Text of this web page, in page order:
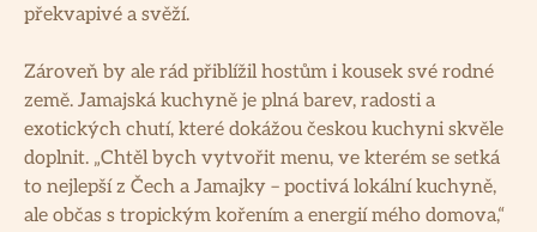
překvapivé a svěží.
Zároveň by ale rád přiblížil hostům i kousek své rodné
země. Jamajská kuchyně je plná barev, radosti a
exotických chutí, které dokážou českou kuchyni skvěle
doplnit. „Chtěl bych vytvořit menu, ve kterém se setká
to nejlepší z Čech a Jamajky – poctivá lokální kuchyně,
ale občas s tropickým kořením a energií mého domova,“